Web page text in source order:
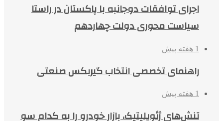
اجرای توافقات دوجانبه با پاکستان در راستا
سیاست محوری دولت چهاردهم
1 هفته پیش
راهنمای تخصصی انتخاب گیربکس صنعتی
1 هفته پیش
تنش‌های ژئوپلیتیک، بازار خودرو را به کدام سو